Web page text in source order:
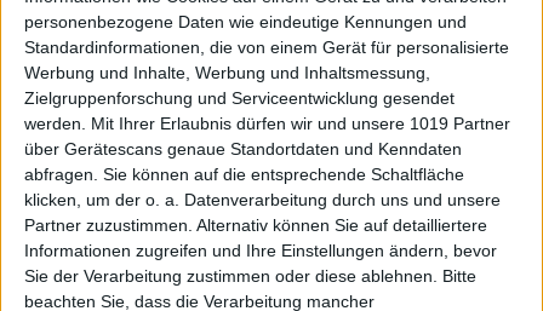
personenbezogene Daten wie eindeutige Kennungen und
Standardinformationen, die von einem Gerät für personalisierte
Werbung und Inhalte, Werbung und Inhaltsmessung,
Zielgruppenforschung und Serviceentwicklung gesendet
werden.
Mit Ihrer Erlaubnis dürfen wir und unsere 1019 Partner
über Gerätescans genaue Standortdaten und Kenndaten
abfragen. Sie können auf die entsprechende Schaltfläche
klicken, um der o. a. Datenverarbeitung durch uns und unsere
Partner zuzustimmen. Alternativ können Sie auf detailliertere
Informationen zugreifen und Ihre Einstellungen ändern, bevor
Sie der Verarbeitung zustimmen oder diese ablehnen.
Bitte
beachten Sie, dass die Verarbeitung mancher